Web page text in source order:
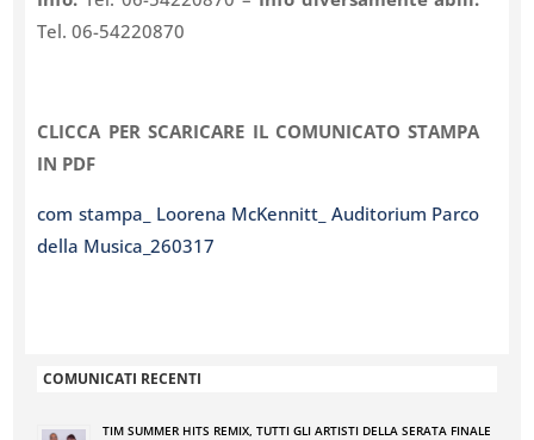
Tel. 06-54220870
CLICCA PER SCARICARE IL COMUNICATO STAMPA
IN PDF
com stampa_ Loorena McKennitt_ Auditorium Parco
della Musica_260317
COMUNICATI RECENTI
TIM SUMMER HITS REMIX, TUTTI GLI ARTISTI DELLA SERATA FINALE